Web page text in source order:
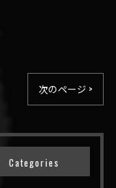
次のページ >
Categories